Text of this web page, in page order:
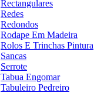
Rectangulares
Redes
Redondos
Rodape Em Madeira
Rolos E Trinchas Pintura
Sancas
Serrote
Tabua Engomar
Tabuleiro Pedreiro